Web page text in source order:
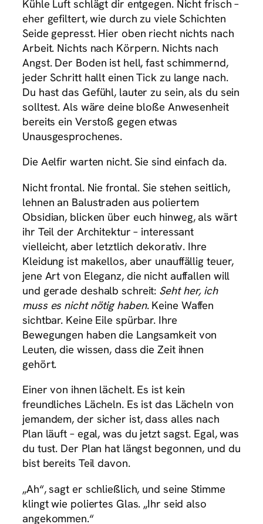
Kühle Luft schlägt dir entgegen. Nicht frisch –
eher gefiltert, wie durch zu viele Schichten
Seide gepresst. Hier oben riecht nichts nach
Arbeit. Nichts nach Körpern. Nichts nach
Angst. Der Boden ist hell, fast schimmernd,
jeder Schritt hallt einen Tick zu lange nach.
Du hast das Gefühl, lauter zu sein, als du sein
solltest. Als wäre deine bloße Anwesenheit
bereits ein Verstoß gegen etwas
Unausgesprochenes.
Die Aelfir warten nicht. Sie sind einfach da.
Nicht frontal. Nie frontal. Sie stehen seitlich,
lehnen an Balustraden aus poliertem
Obsidian, blicken über euch hinweg, als wärt
ihr Teil der Architektur – interessant
vielleicht, aber letztlich dekorativ. Ihre
Kleidung ist makellos, aber unauffällig teuer,
jene Art von Eleganz, die nicht auffallen will
und gerade deshalb schreit: Seht her, ich
muss es nicht nötig haben. Keine Waffen
sichtbar. Keine Eile spürbar. Ihre
Bewegungen haben die Langsamkeit von
Leuten, die wissen, dass die Zeit ihnen
gehört.
Einer von ihnen lächelt. Es ist kein
freundliches Lächeln. Es ist das Lächeln von
jemandem, der sicher ist, dass alles nach
Plan läuft – egal, was du jetzt sagst. Egal, was
du tust. Der Plan hat längst begonnen, und du
bist bereits Teil davon.
„Ah“, sagt er schließlich, und seine Stimme
klingt wie poliertes Glas. „Ihr seid also
angekommen.“